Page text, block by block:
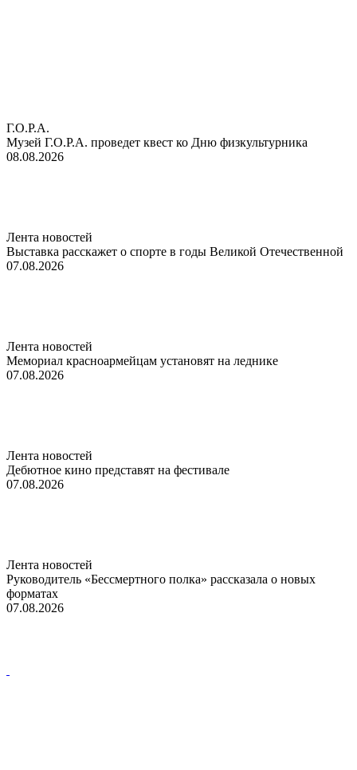
Г.О.Р.А.
Музей Г.О.Р.А. проведет квест ко Дню физкультурника
08.08.2026
Лента новостей
Выставка расскажет о спорте в годы Великой Отечественной
07.08.2026
Лента новостей
Мемориал красноармейцам установят на леднике
07.08.2026
Лента новостей
Дебютное кино представят на фестивале
07.08.2026
Лента новостей
Руководитель «Бессмертного полка» рассказала о новых
форматах
07.08.2026